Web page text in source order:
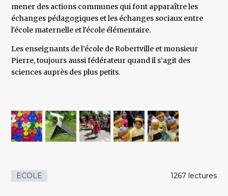
mener des actions communes qui font apparaître les
échanges pédagogiques et les échanges sociaux entre
l'école maternelle et l'école élémentaire.
Les enseignants de l’école de Robertville et monsieur
Pierre, toujours aussi fédérateur quand il s’agit des
sciences auprès des plus petits.
ECOLE 1267 lectures